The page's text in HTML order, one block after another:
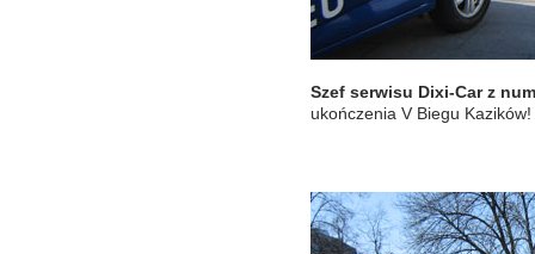
Szef serwisu Dixi-Car z
ukończenia V Biegu Kazików!